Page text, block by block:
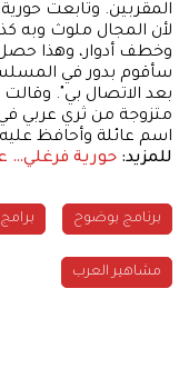
المقربين. وتابعت
لأن المجال ملوث وبه
وخطف أدوار، وهذا
سأقوم بدور في
بعد الاتصال بي". وقالت
متزوجة من ثري عربي
اسم عائلة وأحافظ عليه
للمزيد: حورية فرغلي…
برنامج بوضوح
مشاهير العرب